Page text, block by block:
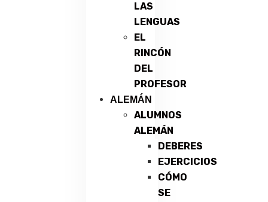
LAS
LENGUAS
EL
RINCÓN
DEL
PROFESOR
ALEMÁN
ALUMNOS
ALEMÁN
DEBERES
EJERCICIOS
CÓMO
SE